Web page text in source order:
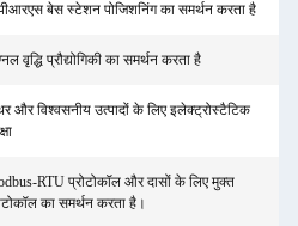
बेस स्टेशन पोजिशनिंग का समर्थन करता है
वृद्धि प्रौद्योगिकी का समर्थन करता है
और विश्वसनीय उत्पादों के लिए इलेक्ट्रोस्टैटिक
RTU प्रोटोकॉल और दासों के लिए मुक्त
का समर्थन करता है।